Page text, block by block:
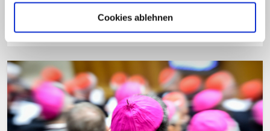
Cookies ablehnen
Zur Themenseite